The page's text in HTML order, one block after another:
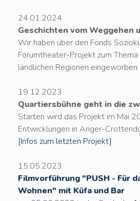
24.01.2024
Geschichten vom Weggehen
Wir haben über den Fonds
Forumtheater-Projekt zum
ländlichen Regionen eingeworben.
19.12.2023
Quartiersbühne geht in die
Starten wird das Projekt im Mai
Entwicklungen in Anger-
[Infos zum letzten Projekt]
15.05.2023
Filmvorführung "PUSH - Für
Wohnen" mit Küfa und Bar